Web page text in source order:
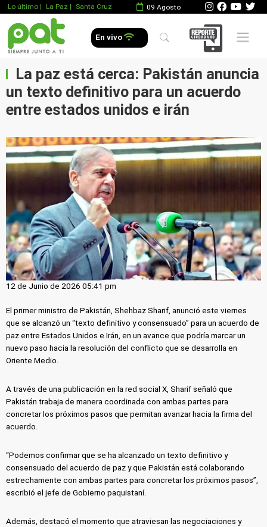
Lo último | La Paz | Santa Cruz 09 Agosto
En vivo Mobile
La paz está cerca: Pakistán anuncia
un texto definitivo para un acuerdo
entre estados unidos e irán
12 de Junio de 2026 05:41 pm
El primer ministro de Pakistán, Shehbaz Sharif, anunció este viernes
que se alcanzó un “texto definitivo y consensuado” para un acuerdo de
paz entre Estados Unidos e Irán, en un avance que podría marcar un
nuevo paso hacia la resolución del conflicto que se desarrolla en
Oriente Medio.
A través de una publicación en la red social X, Sharif señaló que
Pakistán trabaja de manera coordinada con ambas partes para
concretar los próximos pasos que permitan avanzar hacia la firma del
acuerdo.
“Podemos confirmar que se ha alcanzado un texto definitivo y
consensuado del acuerdo de paz y que Pakistán está colaborando
estrechamente con ambas partes para concretar los próximos pasos”,
escribió el jefe de Gobierno paquistaní.
Además, destacó el momento que atraviesan las negociaciones y